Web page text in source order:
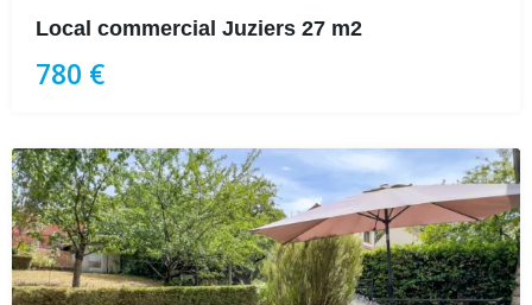
Local commercial Juziers 27 m2
780 €